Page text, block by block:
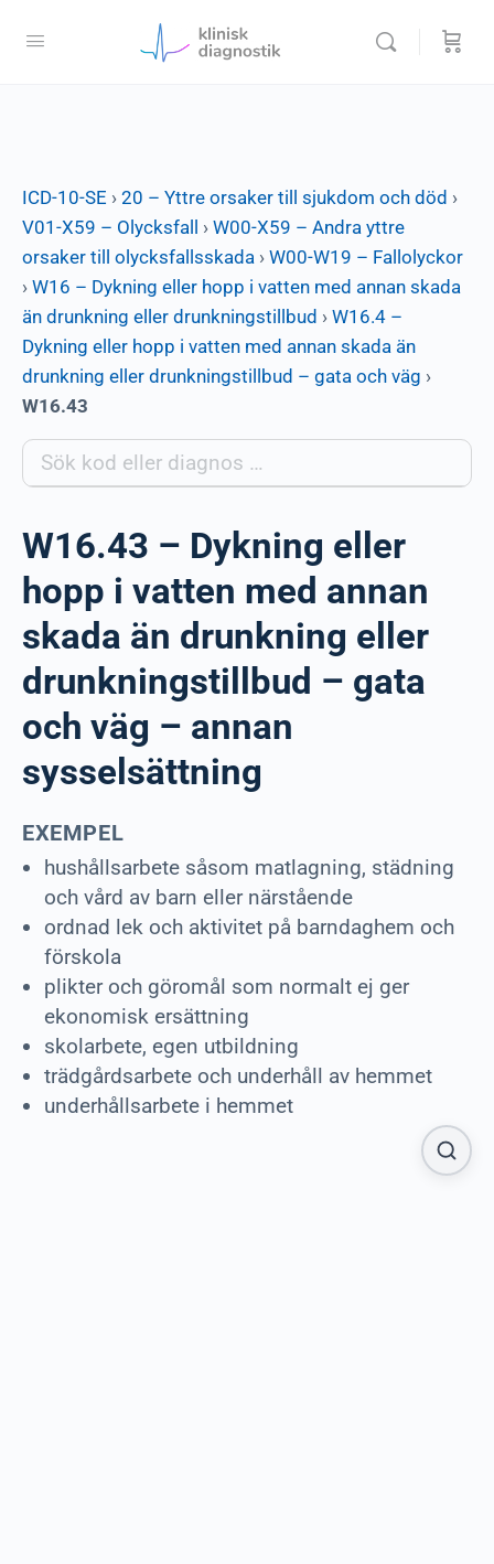
ICD-10-SE › 20 – Yttre orsaker till sjukdom och död ›
V01-X59 – Olycksfall
› W00-X59 – Andra yttre
orsaker till olycksfallsskada › W00-W19 – Fallolyckor
› W16 – Dykning eller hopp i vatten med annan skada
än drunkning eller drunkningstillbud › W16.4 –
Dykning eller hopp i vatten med annan skada än
drunkning eller drunkningstillbud – gata och väg ›
W16.43
W16.43 – Dykning eller
hopp i vatten med annan
skada än drunkning eller
drunkningstillbud – gata
och väg – annan
sysselsättning
EXEMPEL
hushållsarbete såsom matlagning, städning
och vård av barn eller närstående
ordnad lek och aktivitet på barndaghem och
förskola
plikter och göromål som normalt ej ger
ekonomisk ersättning
skolarbete, egen utbildning
trädgårdsarbete och underhåll av hemmet
underhållsarbete i hemmet